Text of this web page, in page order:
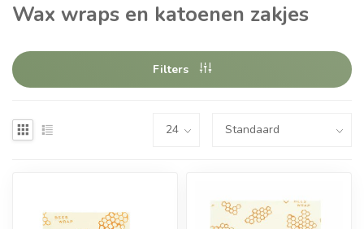
Wax wraps en katoenen zakjes
Filters